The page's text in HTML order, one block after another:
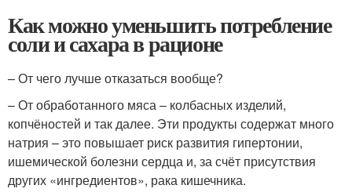
Как можно уменьшить потребление
соли и сахара в рационе
– От чего лучше отказаться вообще?
– От обработанного мяса – колбасных изделий,
копчёностей и так далее. Эти продукты содержат много
натрия – это повышает риск развития гипертонии,
ишемической болезни сердца и, за счёт присутствия
других «ингредиентов», рака кишечника.